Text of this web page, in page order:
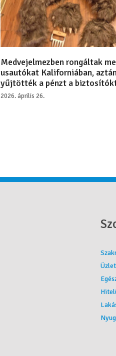
Medvejelmezben rongáltak
usautókat Kaliforniában,
yűjtötték a pénzt a
2026. április 26.